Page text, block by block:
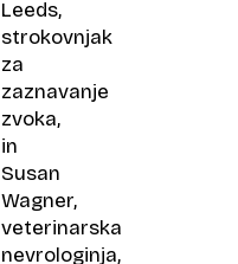
Leeds,
strokovnjak
za
zaznavanje
zvoka,
in
Susan
Wagner,
veterinarska
nevrologinja,